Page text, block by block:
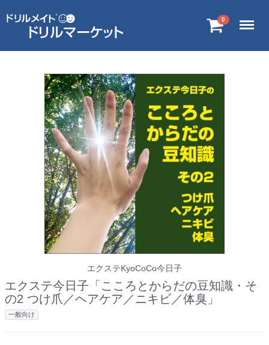
0
エクステKyoCoCo今日子
エクステ今日子「こころとからだの豆知識・そ
の2 つけ爪／ヘアケア／ニキビ／体臭」
一般向け